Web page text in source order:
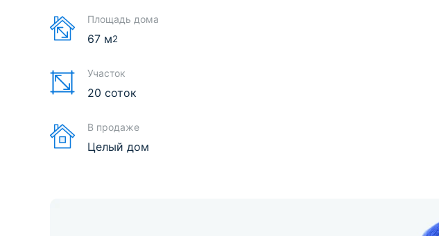
Площадь дома
67 м2
Участок
20 соток
В продаже
Целый дом